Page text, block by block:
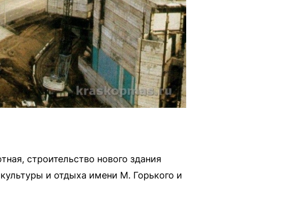
строительство нового здания
и отдыха имени М. Горького и